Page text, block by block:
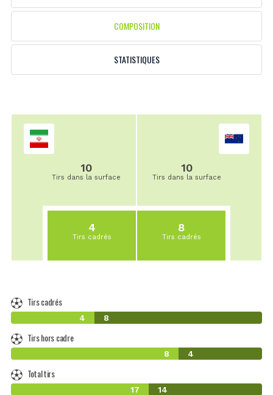
COMPOSITION
STATISTIQUES
10
Tirs dans la surface
4
Tirs cadrés
10
Tirs dans la surface
8
Tirs cadrés
Tirs cadrés
4 8
Tirs hors cadre
8 4
Total tirs
17 14